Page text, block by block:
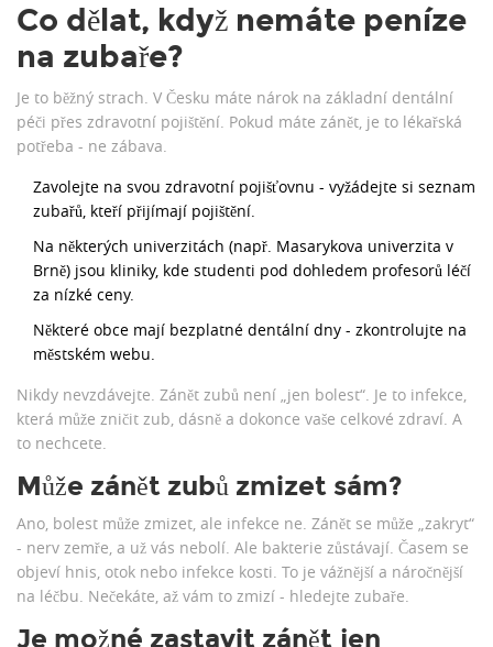
Co dělat, když nemáte peníze
na zubaře?
Je to běžný strach. V Česku máte nárok na základní dentální
péči přes zdravotní pojištění. Pokud máte zánět, je to lékařská
potřeba - ne zábava.
Zavolejte na svou zdravotní pojišťovnu - vyžádejte si seznam
zubařů, kteří přijímají pojištění.
Na některých univerzitách (např. Masarykova univerzita v
Brně) jsou kliniky, kde studenti pod dohledem profesorů léčí
za nízké ceny.
Některé obce mají bezplatné dentální dny - zkontrolujte na
městském webu.
Nikdy nevzdávejte. Zánět zubů není „jen bolest“. Je to infekce,
která může zničit zub, dásně a dokonce vaše celkové zdraví. A
to nechcete.
Může zánět zubů zmizet sám?
Ano, bolest může zmizet, ale infekce ne. Zánět se může „zakryt“
- nerv zemře, a už vás nebolí. Ale bakterie zůstávají. Časem se
objeví hnis, otok nebo infekce kosti. To je vážnější a náročnější
na léčbu. Nečekáte, až vám to zmizí - hledejte zubaře.
Je možné zastavit zánět jen